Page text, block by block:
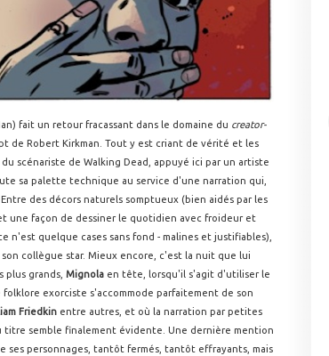
fait un retour fracassant dans le domaine du creator-
de Robert Kirkman. Tout y est criant de vérité et les
scénariste de Walking Dead, appuyé ici par un artiste
sa palette technique au service d'une narration qui,
des décors naturels somptueux (bien aidés par les
une façon de dessiner le quotidien avec froideur et
n'est quelque cases sans fond - malines et justifiables),
collègue star. Mieux encore, c'est la nuit que lui
plus grands, Mignola en tête, lorsqu'il s'agit d'utiliser le
exorciste s'accommode parfaitement de son
Friedkin entre autres, et où la narration par petites
titre semble finalement évidente. Une dernière mention
ses personnages, tantôt fermés, tantôt effrayants, mais